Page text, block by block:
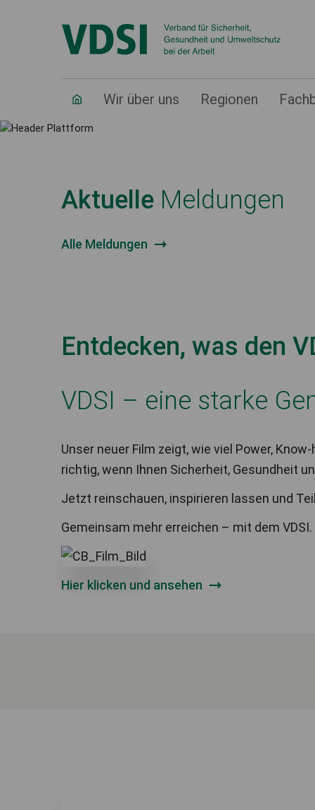
Wir über uns Regionen
Deutschlandweit der größte
Arbeit.
Aktuelle Meldungen
Alle Meldungen
Entdecken, was den
VDSI – eine starke
Unser neuer Film zeigt, wie viel Power,
richtig, wenn Ihnen Sicherheit, Gesundheit
Jetzt reinschauen, inspirieren lassen und
Gemeinsam mehr erreichen – mit dem VDSI.
Hier klicken und ansehen